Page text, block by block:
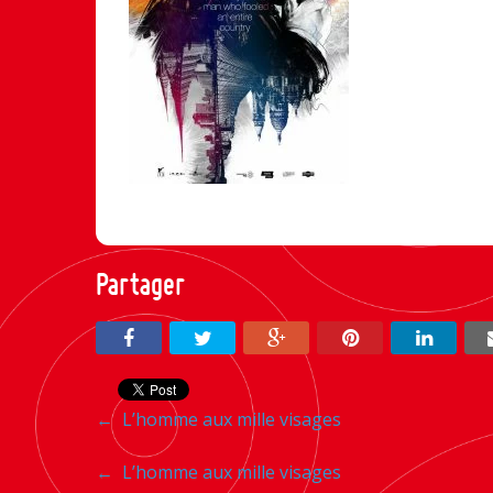
Partager
Navigation
entre
←L’homme aux mille visages
Navigation
← L’homme aux mille visages